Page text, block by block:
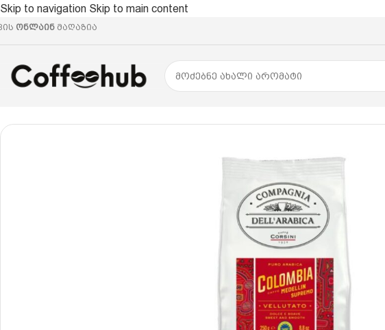
Skip to navigation Skip to main content
ონლაინ მაღაზია